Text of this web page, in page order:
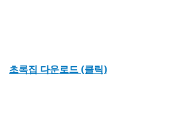
초록집 다운로드 (클릭)